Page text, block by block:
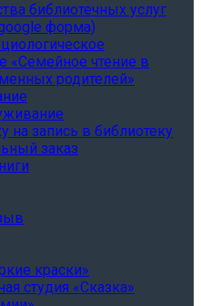
библиотечных услуг
форма)
«Семейное чтение в
родителей»
на запись в библиотеку
заказ
краски»
студия «Сказка»